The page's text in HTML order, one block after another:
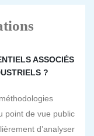
ASSOCIÉS
?
point de vue public
d’analyser